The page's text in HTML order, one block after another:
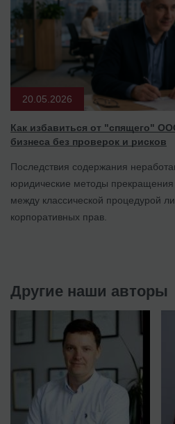
20.05.2026
Как избавиться от "спящего"
бизнеса без проверок и рисков
Последствия содержания
юридические методы прекращения
между классической процедурой
корпоративных прав.
Другие наши авторы